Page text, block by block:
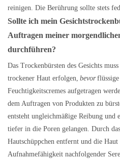
reinigen. Die Berührung sollte stets
Sollte ich mein
Auftragen meiner
durchführen?
Das Trockenbürsten des Gesichts
trockener Haut erfolgen, bevor
Feuchtigkeitscremes aufgetragen
dem Auftragen von Produkten zu
entsteht ungleichmäßige Reibung und
tiefer in die Poren gelangen. Durch
Hautschüppchen entfernt und die
Aufnahmefähigkeit nachfolgender